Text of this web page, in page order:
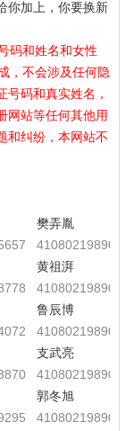
你加上，你要换新
码和姓名和女性
，不会涉及任何隐
码和真实姓名，
网站等任何其他用
和纠纷，本网站不
樊弄胤
黄祖湃
鲁辰博
支武亮
郭冬旭